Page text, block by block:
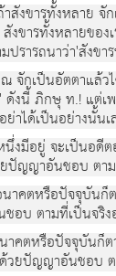
ารทั้งหลาย จักเ
งขารทั้งหลายข
รารถนาวา'สังข
ปนอัตตาแลว
ย' ดังนี้ ภิกษุ ท.!
ไดเปนอยางนั้
อยู จะเปนอ
าอันชอบ ตามที่เป
าคตหรือปจจุบั
ามที่เปนจริงอย
คตหรือปจจุบัน
ญญาอันชอบ ตาม